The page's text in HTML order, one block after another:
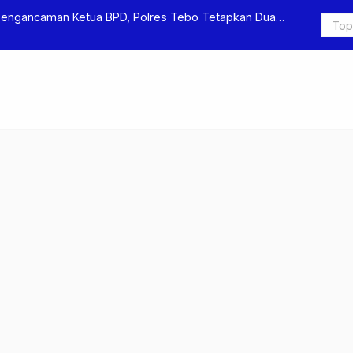
Ketua BPD, Polres Tebo Tetapkan Dua
Polres